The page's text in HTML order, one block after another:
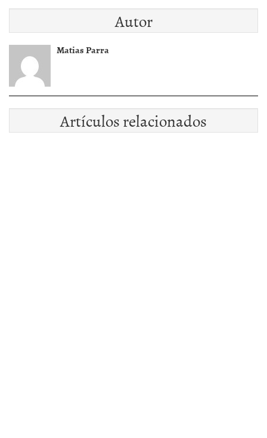
Autor
Matias Parra
Artículos relacionados